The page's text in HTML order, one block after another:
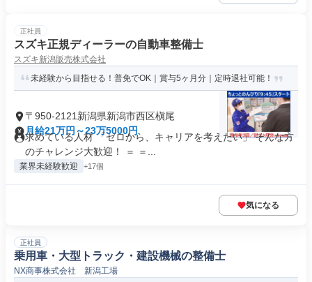
正社員
スズキ正規ディーラーの自動車整備士
スズキ新潟販売株式会社
未経験から目指せる！普免でOK｜賞与5ヶ月分｜定時退社可能！
〒950-2121新潟県新潟市西区槇尾
月給21万円～23万5000円
求めている人材 「ゼロから、キャリアを考えたい」 そんな方
のチャレンジ大歓迎！ ＝ ＝...
業界未経験歓迎 +17個
気になる
正社員
乗用車・大型トラック・建設機械の整備士
NX商事株式会社 新潟工場